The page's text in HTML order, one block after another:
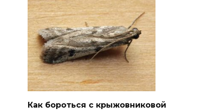
Как бороться с крыжовниковой